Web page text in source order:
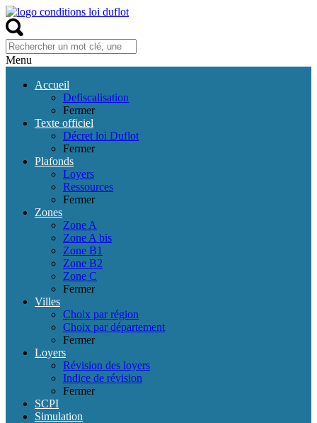
Menu
Accueil
Defiscalisation
Fermer
Texte officiel
Décret loi Duflot
Fermer
Plafonds
Loyers
Ressources
Fermer
Zones
Zone A
Zone A bis
Zone B1
Zone B2
Zone C
Fermer
Villes
Choix par région
Choix par département
Fermer
Loyers
Révision des loyers
Indice de révision
Fermer
SCPI
Simulation